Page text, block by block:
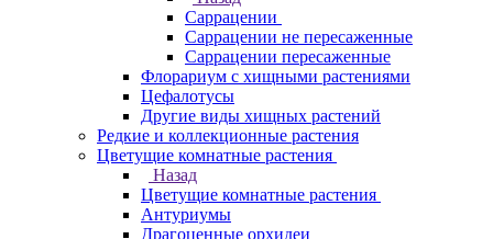
Саррацении
Саррацении не пересаженные
Саррацении пересаженные
Флорариум с хищными растениями
Цефалотусы
Другие виды хищных растений
Редкие и коллекционные растения
Цветущие комнатные растения
Назад
Цветущие комнатные растения
Антуриумы
Драгоценные орхидеи